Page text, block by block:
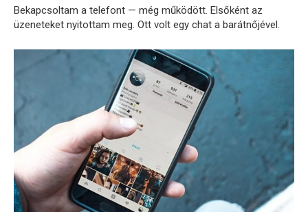
Bekapcsoltam a telefont — még működött. Elsőként az
üzeneteket nyitottam meg. Ott volt egy chat a barátnőjével.